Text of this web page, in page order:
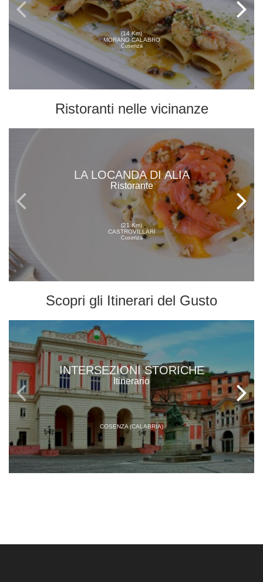
(14 Km)
MORANO CALABRO
Cosenza
Ristoranti nelle vicinanze
LA LOCANDA DI ALIA
Ristorante
(21 Km)
CASTROVILLARI
Cosenza
Scopri gli Itinerari del Gusto
INTERSEZIONI STORICHE
Itinerario
COSENZA (CALABRIA)